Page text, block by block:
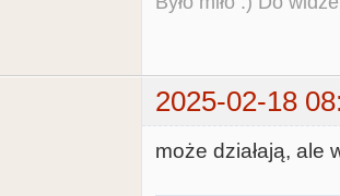
156E+71*4
156E+74*4
156E+75*4
156E+76*4
2025-02-18
może działają, ale